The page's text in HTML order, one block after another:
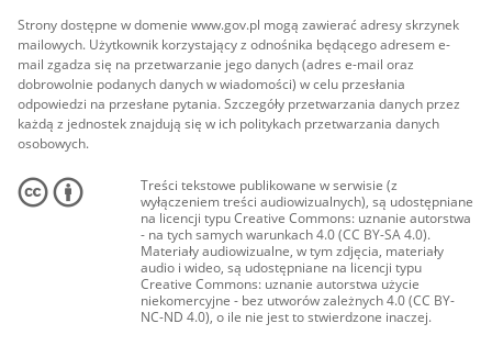
Strony dostępne w domenie www.gov.pl mogą zawierać adresy skrzynek
mailowych. Użytkownik korzystający z odnośnika będącego adresem e-
mail zgadza się na przetwarzanie jego danych (adres e-mail oraz
dobrowolnie podanych danych w wiadomości) w celu przesłania
odpowiedzi na przesłane pytania. Szczegóły przetwarzania danych przez
każdą z jednostek znajdują się w ich politykach przetwarzania danych
osobowych.
Treści tekstowe publikowane w serwisie (z
wyłączeniem treści audiowizualnych), są udostępniane
na licencji typu Creative Commons: uznanie autorstwa
- na tych samych warunkach 4.0 (CC BY-SA 4.0).
Materiały audiowizualne, w tym zdjęcia, materiały
audio i wideo, są udostępniane na licencji typu
Creative Commons: uznanie autorstwa użycie
niekomercyjne - bez utworów zależnych 4.0 (CC BY-
NC-ND 4.0), o ile nie jest to stwierdzone inaczej.